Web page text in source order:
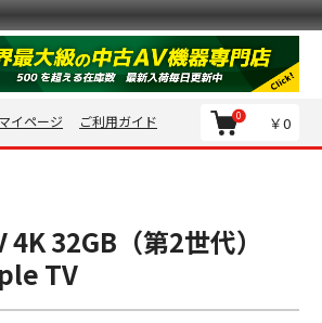
マイページ ご利用ガイド ￥0
0
32GB（第2世代）
TV